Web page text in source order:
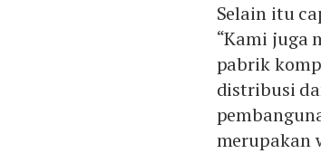
Selain itu
“Kami juga
pabrik
distribusi
merupakan